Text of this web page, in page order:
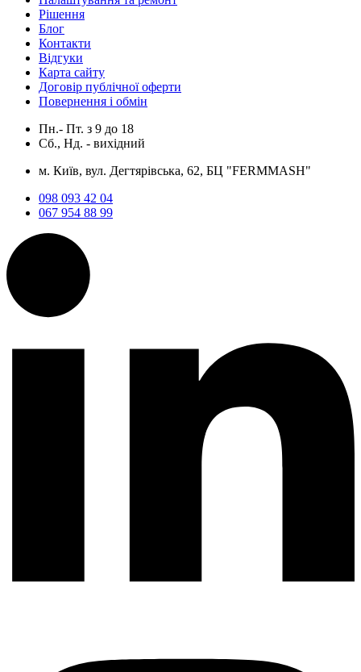
Рішення
Блог
Контакти
Відгуки
Карта сайту
Договір публічної оферти
Повернення і обмін
Пн.- Пт. з 9 до 18
Сб., Нд. - вихідний
м. Київ, вул. Дегтярівська, 62, БЦ "FERMMASH"
098 093 42 04
067 954 88 99